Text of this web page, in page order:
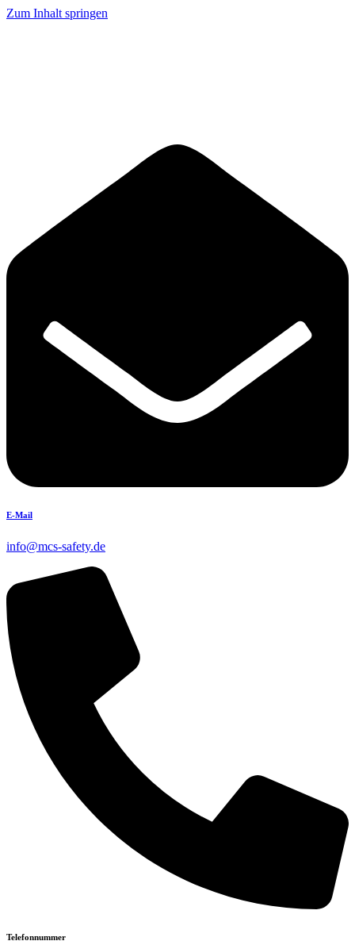
Zum Inhalt springen
E-Mail
info@mcs-safety.de
Telefonnummer